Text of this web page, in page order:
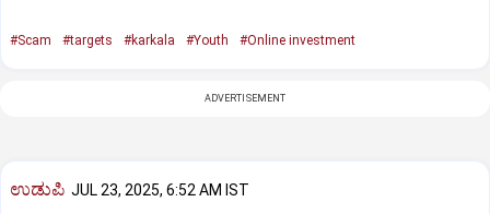
#Scam #targets #karkala #Youth #Online investment
ADVERTISEMENT
ಉಡುಪಿ JUL 23, 2025, 6:52 AM IST